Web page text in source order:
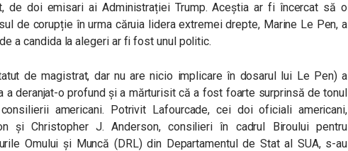
de doi emisari ai Administrației Trump. Aceștia ar fi încercat să o
de corupție în urma căruia lidera extremei drepte, Marine Le Pen, a
a candida la alegeri ar fi fost unul politic.
de magistrat, dar nu are nicio implicare în dosarul lui Le Pen) a
a deranjat-o profund și a mărturisit că a fost foarte surprinsă de tonul
americani. Potrivit Lafourcade, cei doi oficiali americani,
și Christopher J. Anderson, consilieri în cadrul Biroului pentru
Omului și Muncă (DRL) din Departamentul de Stat al SUA, s-au